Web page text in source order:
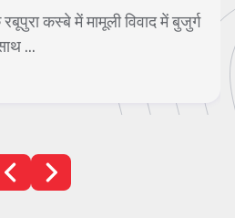
यूपी की शामली पुलिस की बड़ी
ने एक लाख के इनामी बदमाश फु...